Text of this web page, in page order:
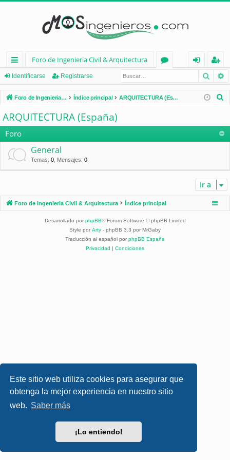
Este sitio web utiliza cookies para asegurar que
obtenga la mejor experiencia en nuestro sitio
web. Saber más
¡Lo entiendo!
nl
ac
es
rá
pi
d
os
Foro de Ingenieria Civil & Arquitectura
os
nt
ifi
eg
ist
ra
Identificarse Registrarse
Foro de Ingenieria Civil & Arquitectura Índice principal ARQUITECTURA (España)
a
ARQUITECTURA (España)
Foro
General
Temas: 0 Mensajes: 0
Ir a
Foro de Ingenieria Civil & Arquitectura Índice principal
Desarrollado por phpBB® Forum Software © phpBB Limited
Style por Arty - phpBB 3.3 por MrGaby
Traducción al español por phpBB España
Privacidad | Condiciones